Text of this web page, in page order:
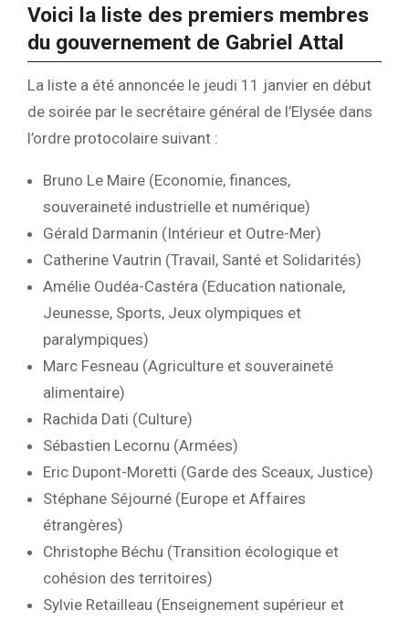
Voici la liste des premiers membres
du gouvernement de Gabriel Attal
La liste a été annoncée le jeudi 11 janvier en début
de soirée par le secrétaire général de l’Elysée dans
l’ordre protocolaire suivant :
Bruno Le Maire (Economie, finances,
souveraineté industrielle et numérique)
Gérald Darmanin (Intérieur et Outre-Mer)
Catherine Vautrin (Travail, Santé et Solidarités)
Amélie Oudéa-Castéra (Education nationale,
Jeunesse, Sports, Jeux olympiques et
paralympiques)
Marc Fesneau (Agriculture et souveraineté
alimentaire)
Rachida Dati (Culture)
Sébastien Lecornu (Armées)
Eric Dupont-Moretti (Garde des Sceaux, Justice)
Stéphane Séjourné (Europe et Affaires
étrangères)
Christophe Béchu (Transition écologique et
cohésion des territoires)
Sylvie Retailleau (Enseignement supérieur et